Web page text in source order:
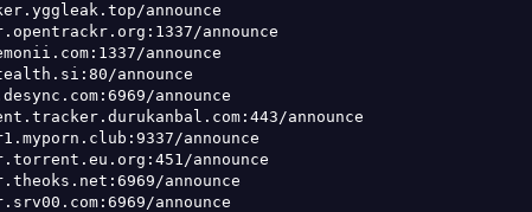
announce
announce
announce
announce
announce
announce
announce
announce
announce
announce